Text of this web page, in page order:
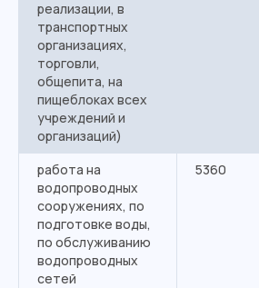
реализации, в
транспортных
организациях,
торговли,
общепита, на
пищеблоках всех
учреждений и
организаций)
работа на
водопроводных
сооружениях, по
подготовке воды,
по обслуживанию
водопроводных
сетей
5360